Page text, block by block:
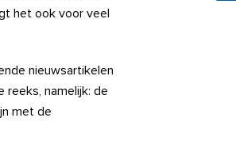
het ook voor veel
nieuwsartikelen
reeks, namelijk: de
met de